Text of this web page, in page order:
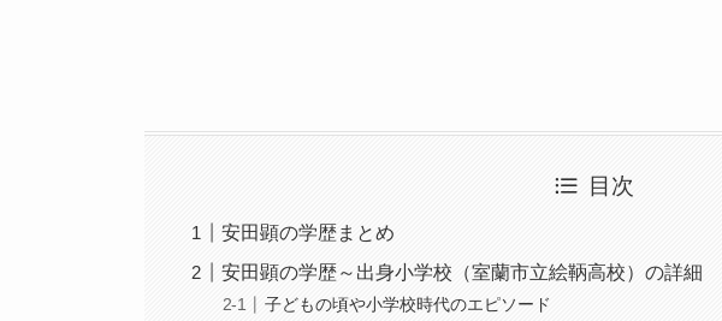
目次
安田顕の学歴まとめ
安田顕の学歴～出身小学校（室蘭市立絵鞆高校）の詳細
子どもの頃や小学校時代のエピソード